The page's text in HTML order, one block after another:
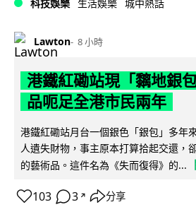
科技娛樂 生活娛樂 城中熱話
Lawton 8 小時
港鐵紅磡站現「黐地銀
品呃足全港市民兩年
港鐵紅磡站月台一個銀色「銀包」多年
人遺失財物，事主原本打算拾起交還，
的藝術品。這件名為《失而復得》的...
103 3 ↗ 分享